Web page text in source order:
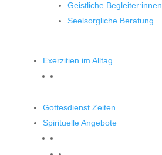
Geistliche Begleiter:innen
Seelsorgliche Beratung
Exerzitien im Alltag
Gottesdienst Zeiten
Spirituelle Angebote